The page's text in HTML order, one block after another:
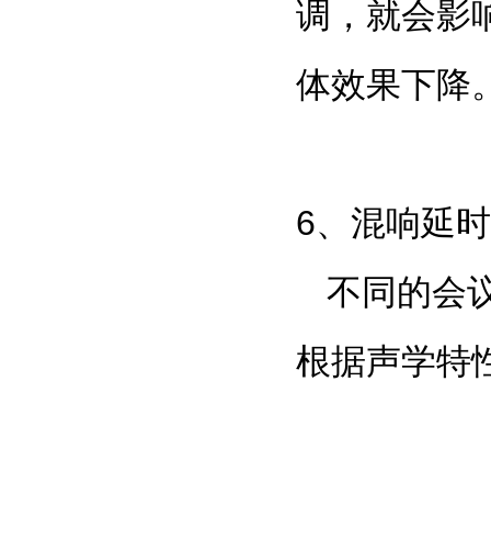
调，就会影
体效果下降
6、混响延
不同的会
根据声学特